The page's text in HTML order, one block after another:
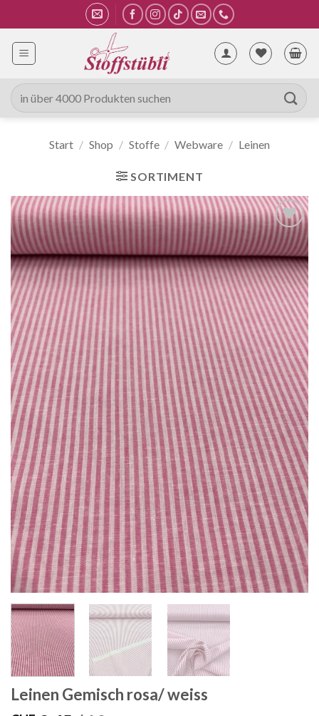
Inhalt
springen
Suche
nach:
Start / Shop / Stoffe / Webware / Leinen
SORTIMENT
Auf die
Wunschliste
Leinen Gemisch rosa/ weiss